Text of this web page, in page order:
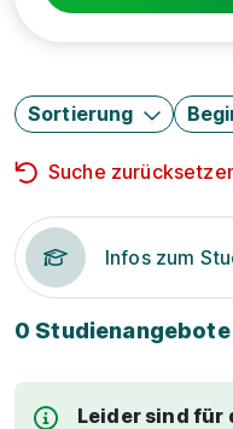
Sortierung
Suche
Infos zum
0 Studienangebote
Leider sind für